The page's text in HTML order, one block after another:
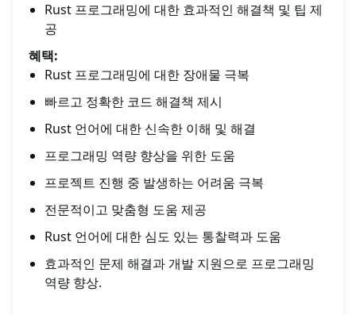
Rust 프로그래밍에 대한 효과적인 해결책 및 팁 제
공
혜택:
Rust 프로그래밍에 대한 장애물 극복
빠르고 정확한 코드 해결책 제시
Rust 언어에 대한 신속한 이해 및 해결
프로그래밍 역량 향상을 위한 도움
프로젝트 진행 중 발생하는 어려움 극복
전문적이고 맞춤형 도움 제공
Rust 언어에 대한 심도 있는 통찰력과 도움
효과적인 문제 해결과 개발 지원으로 프로그래밍
역량 향상.